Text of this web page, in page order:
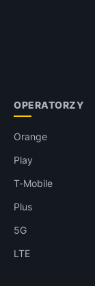
OPERATORZY
Orange
Play
T-Mobile
Plus
5G
LTE